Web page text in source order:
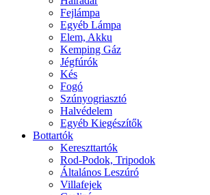
Fejlámpa
Egyéb Lámpa
Elem, Akku
Kemping Gáz
Jégfúrók
Kés
Fogó
Szúnyogriasztó
Halvédelem
Egyéb Kiegészítők
Bottartók
Kereszttartók
Rod-Podok, Tripodok
Általános Leszúró
Villafejek